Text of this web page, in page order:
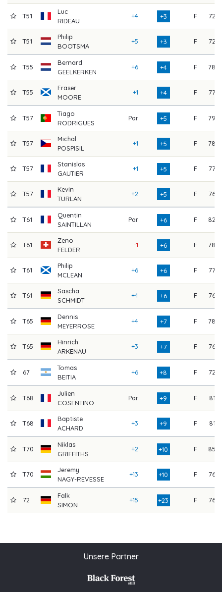
T51
Luc
RIDEAU
+4 +3 F 72
T51
Philip
BOOTSMA
+5 +3 F 72
T55
Bernard
GEELKERKEN
+6 +4 F 78
T55
Fraser
MOORE
+1 +4 F 77
T57
Tiago
RODRIGUES
Par +5 F 79
T57
Michal
POSPISIL
+1 +5 F 78
T57
Stanislas
GAUTIER
+1 +5 F 77
T57
Kevin
TURLAN
+2 +5 F 76
T61
Quentin
SAINTILLAN
Par +6 F 82
T61
Zeno
FELDER
-1 +6 F 78
T61
Philip
MCLEAN
+6 +6 F 77
T61
Sascha
SCHMIDT
+4 +6 F 76
T65
Dennis
MEYERROSE
+4 +7 F 78
T65
Hinrich
ARKENAU
+3 +7 F 76
67
Tomas
BEITIA
+6 +8 F 72
T68
Julien
COSENTINO
Par +9 F 81
T68
Baptiste
ACHARD
+3 +9 F 81
T70
Niklas
GRIFFITHS
+2 +10 F 85
T70
Jeremy
NAGY-REVESSE
+13 +10 F 76
72
Falk
SIMON
+15 +23 F 76